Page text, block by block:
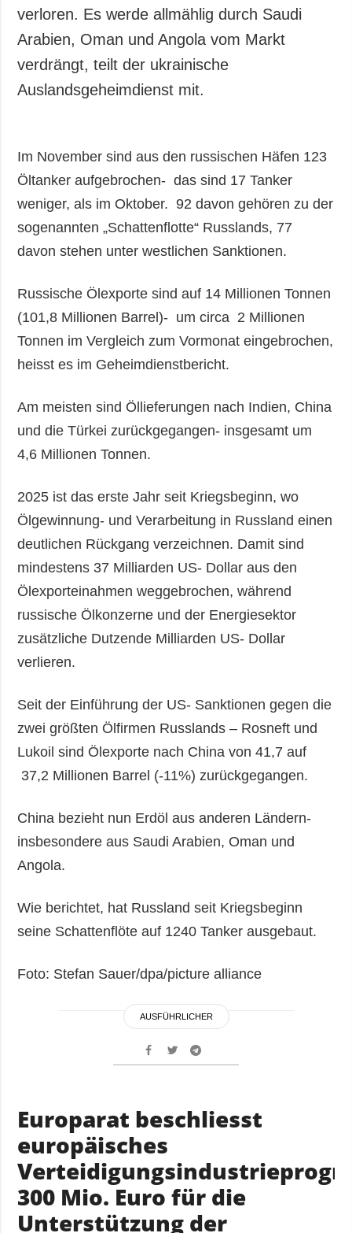
verloren. Es werde allmählig durch Saudi
Arabien, Oman und Angola vom Markt
verdrängt, teilt der ukrainische
Auslandsgeheimdienst mit.
Im November sind aus den russischen Häfen 123
Öltanker aufgebrochen- das sind 17 Tanker
weniger, als im Oktober. 92 davon gehören zu der
sogenannten „Schattenflotte“ Russlands, 77
davon stehen unter westlichen Sanktionen.
Russische Ölexporte sind auf 14 Millionen Tonnen
(101,8 Millionen Barrel)- um circa 2 Millionen
Tonnen im Vergleich zum Vormonat eingebrochen,
heisst es im Geheimdienstbericht.
Am meisten sind Öllieferungen nach Indien, China
und die Türkei zurückgegangen- insgesamt um
4,6 Millionen Tonnen.
2025 ist das erste Jahr seit Kriegsbeginn, wo
Ölgewinnung- und Verarbeitung in Russland einen
deutlichen Rückgang verzeichnen. Damit sind
mindestens 37 Milliarden US- Dollar aus den
Ölexporteinahmen weggebrochen, während
russische Ölkonzerne und der Energiesektor
zusätzliche Dutzende Milliarden US- Dollar
verlieren.
Seit der Einführung der US- Sanktionen gegen die
zwei größten Ölfirmen Russlands – Rosneft und
Lukoil sind Ölexporte nach China von 41,7 auf
37,2 Millionen Barrel (-11%) zurückgegangen.
China bezieht nun Erdöl aus anderen Ländern-
insbesondere aus Saudi Arabien, Oman und
Angola.
Wie berichtet, hat Russland seit Kriegsbeginn
seine Schattenflöte auf 1240 Tanker ausgebaut.
Foto: Stefan Sauer/dpa/picture alliance
AUSFÜHRLICHER
Europarat beschliesst
europäisches
300 Mio. Euro für die
Unterstützung der